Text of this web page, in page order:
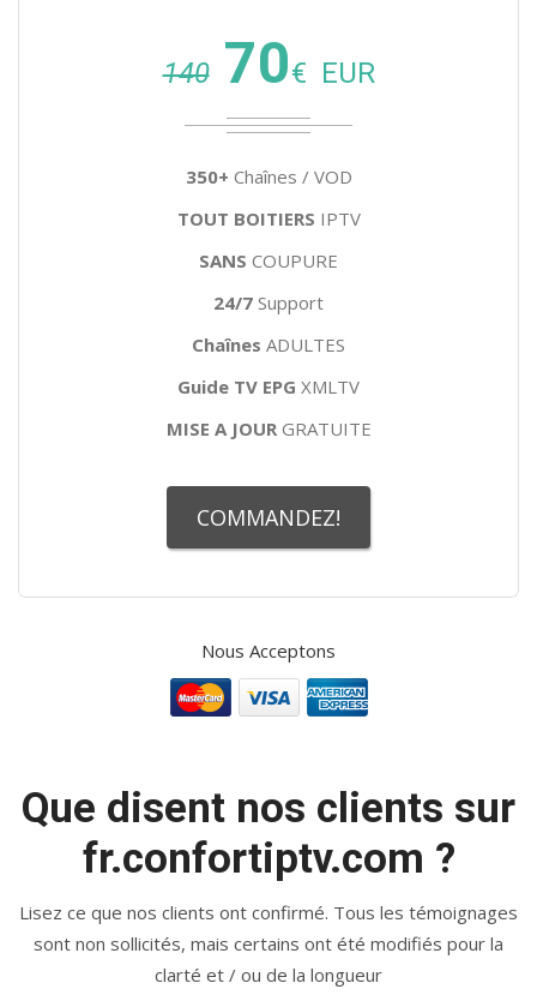
14070€ EUR
350+ Chaînes / VOD
TOUT BOITIERS IPTV
SANS COUPURE
24/7 Support
Chaînes ADULTES
Guide TV EPG XMLTV
MISE A JOURGRATUITE
COMMANDEZ!
Nous Acceptons
Que disent nos clients sur
fr.confortiptv.com ?
Lisez ce que nos clients ont confirmé. Tous les témoignages
sont non sollicités, mais certains ont été modifiés pour la
clarté et / ou de la longueur